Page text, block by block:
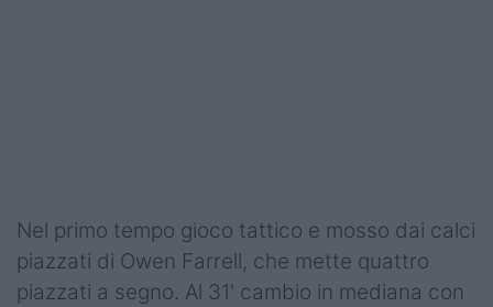
Nel primo tempo gioco tattico e mosso dai calci
piazzati di Owen Farrell, che mette quattro
piazzati a segno. Al 31' cambio in mediana con